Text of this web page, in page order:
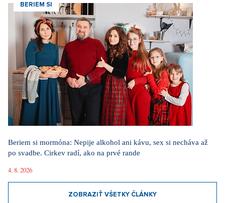
BERIEM SI
Beriem si mormóna: Nepije alkohol ani kávu, sex si necháva až
po svadbe. Cirkev radí, ako na prvé rande
4. 8. 2026
ZOBRAZIŤ VŠETKY ČLÁNKY